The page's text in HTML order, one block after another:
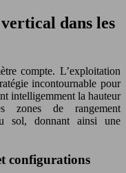
dans les
compte. L’exploitation
incontournable pour
intelligemment la hauteur
zones de rangement
sol, donnant ainsi une
configurations